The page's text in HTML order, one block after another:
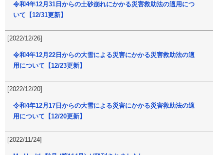
令和4年12月31日からの土砂崩れにかかる災害救助法の適用につ
いて【12/31更新】
[2022/12/26]
令和4年12月22日からの大雪による災害にかかる災害救助法の適
用について【12/23更新】
[2022/12/20]
令和4年12月17日からの大雪による災害にかかる災害救助法の適
用について【12/20更新】
[2022/11/24]